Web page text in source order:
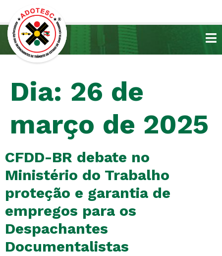
Dia: 26 de
março de 2025
CFDD-BR debate no
Ministério do Trabalho
proteção e garantia de
empregos para os
Despachantes
Documentalistas